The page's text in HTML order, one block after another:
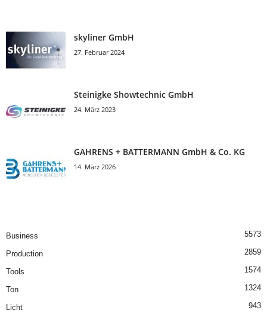
skyliner GmbH
27. Februar 2024
Steinigke Showtechnic GmbH
24. März 2023
GAHRENS + BATTERMANN GmbH & Co. KG
14. März 2026
Business 5573
Production 2859
Tools 1574
Ton 1324
Licht 943